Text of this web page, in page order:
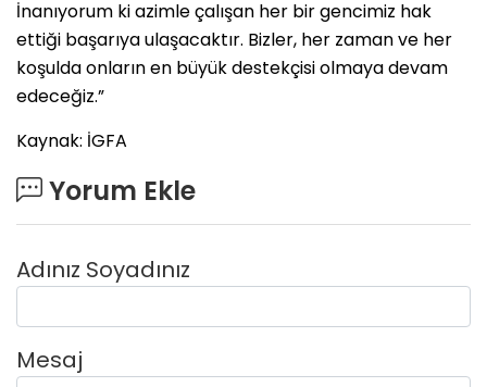
İnanıyorum ki azimle çalışan her bir gencimiz hak
ettiği başarıya ulaşacaktır. Bizler, her zaman ve her
koşulda onların en büyük destekçisi olmaya devam
edeceğiz.”
Kaynak: İGFA
Yorum Ekle
Adınız Soyadınız
Mesaj